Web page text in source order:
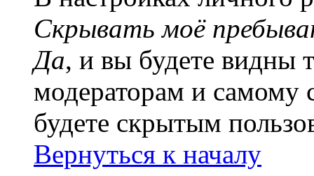
Скрывать моё
Да, и вы будете видны
модераторам и самому
будете скрытым
Вернуться к началу